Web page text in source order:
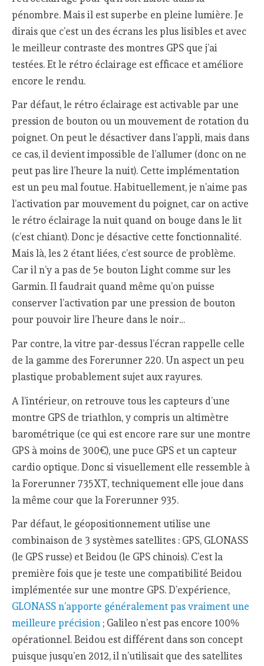
pénombre. Mais il est superbe en pleine lumière. Je
dirais que c’est un des écrans les plus lisibles et avec
le meilleur contraste des montres GPS que j’ai
testées. Et le rétro éclairage est efficace et améliore
encore le rendu.
Par défaut, le rétro éclairage est activable par une
pression de bouton ou un mouvement de rotation du
poignet. On peut le désactiver dans l’appli, mais dans
ce cas, il devient impossible de l’allumer (donc on ne
peut pas lire l’heure la nuit). Cette implémentation
est un peu mal foutue. Habituellement, je n’aime pas
l’activation par mouvement du poignet, car on active
le rétro éclairage la nuit quand on bouge dans le lit
(c’est chiant). Donc je désactive cette fonctionnalité.
Mais là, les 2 étant liées, c’est source de problème.
Car il n’y a pas de 5e bouton Light comme sur les
Garmin. Il faudrait quand même qu’on puisse
conserver l’activation par une pression de bouton
pour pouvoir lire l’heure dans le noir…
Par contre, la vitre par-dessus l’écran rappelle celle
de la gamme des Forerunner 220. Un aspect un peu
plastique probablement sujet aux rayures.
A l’intérieur, on retrouve tous les capteurs d’une
montre GPS de triathlon, y compris un altimètre
barométrique (ce qui est encore rare sur une montre
GPS à moins de 300€), une puce GPS et un capteur
cardio optique. Donc si visuellement elle ressemble à
la Forerunner 735XT, techniquement elle joue dans
la même cour que la Forerunner 935.
Par défaut, le géopositionnement utilise une
combinaison de 3 systèmes satellites : GPS, GLONASS
(le GPS russe) et Beidou (le GPS chinois). C’est la
première fois que je teste une compatibilité Beidou
implémentée sur une montre GPS. D’expérience,
GLONASS n’apporte généralement pas vraiment une
meilleure précision ; Galileo n’est pas encore 100%
opérationnel. Beidou est différent dans son concept
puisque jusqu’en 2012, il n’utilisait que des satellites